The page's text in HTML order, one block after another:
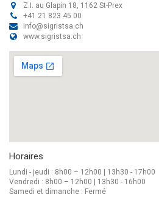
Z.I. au Glapin 18, 1162 St-Prex
+41 21 823 45 00
info@sigristsa.ch
www.sigristsa.ch
Horaires
Lundi - jeudi : 8h00 – 12h00 | 13h30 - 17h00
Vendredi : 8h00 – 12h00 | 13h30 - 16h00
Samedi et dimanche : Fermé